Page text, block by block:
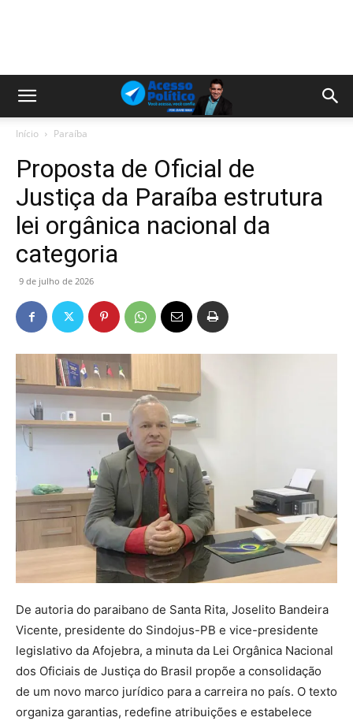
Início Paraíba
Proposta de Oficial de
Justiça da Paraíba estrutura
lei orgânica nacional da
categoria
9 de julho de 2026
De autoria do paraibano de Santa Rita, Joselito Bandeira
Vicente, presidente do Sindojus-PB e vice-presidente
legislativo da Afojebra, a minuta da Lei Orgânica Nacional
dos Oficiais de Justiça do Brasil propõe a consolidação
de um novo marco jurídico para a carreira no país. O texto
organiza garantias, redefine atribuições e estabelece